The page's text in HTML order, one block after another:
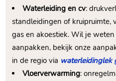
Waterleiding en cv:
standleidingen of kruipruimte,
gas en akoestiek.​ Wil je
aanpakken, bekijk onze
in de regio via waterleidinglek
Vloerverwarming: